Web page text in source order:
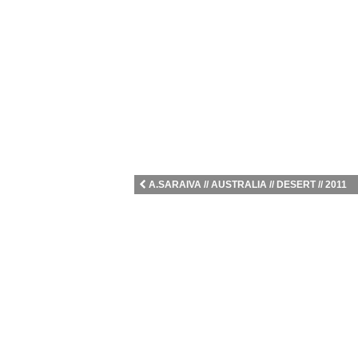
A.SARAIVA // AUSTRALIA // DESERT // 2011